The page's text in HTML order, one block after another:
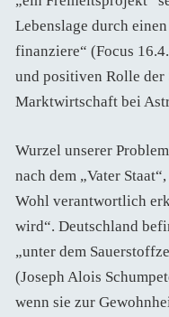
Lebenslage durch
finanziere“ (Focus
und positiven Rolle
Marktwirtschaft bei
Wurzel unserer
nach dem „Vater
Wohl verantwortlich
wird“. Deutschland
„unter dem
(Joseph Alois
wenn sie zur